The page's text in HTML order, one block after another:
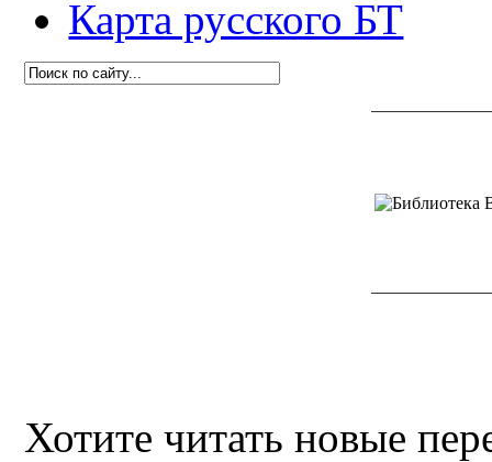
Карта русского БТ
Хотите читать новые